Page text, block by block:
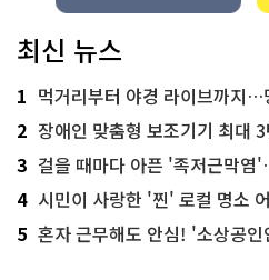
최신 뉴스
1 먹거리부터 야경 라이브까지…
2 장애인 맞춤형 보조기기 최대 3년
3 걸을 때마다 아픈 '족저근막염'…무
4 시민이 사랑한 '찐' 로컬 명소 어
5 혼자 근무해도 안심! '소상공